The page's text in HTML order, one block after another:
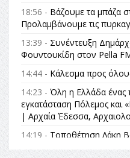
18:56 - Βάζουμε τα μπάζα
Προλαμβάνουμε τις
13:39 - Συνέντευξη
Φουντουκίδη στον Pella
14:44 - Κάλεσμα προς
14:23 - Όλη η Ελλάδα ένας
εγκατάσταση Πόλεμος και
| Αρχαία Έδεσσα,
14:19 - Τοποθέτηση Λάκη
Αναθεώρηση του